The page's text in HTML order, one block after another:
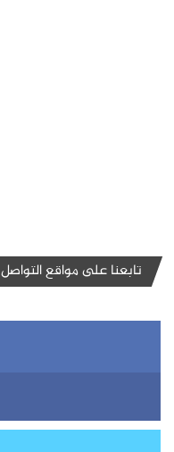
تابعنا على مواقع التواصل